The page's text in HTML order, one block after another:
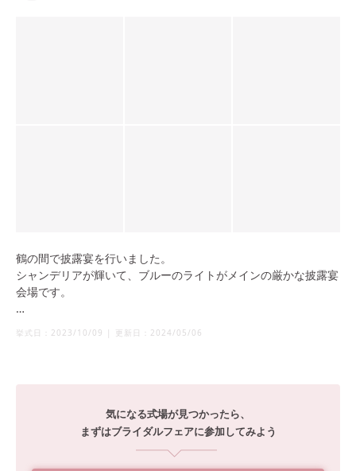
鶴の間で披露宴を行いました。
シャンデリアが輝いて、ブルーのライトがメインの厳かな披露宴
会場です。
憧れのホテルウェディングを叶えることができ、ゲストも非日常
そして、ホテルニューオータニ博多の決め手は立地と料理のおい
ゲストからも料理が本当においしかったという声をたくさんもら
挙式日： 2023/10/09 | 更新日： 2024/05/06
気になる式場が見つかったら、
まずはブライダルフェアに参加してみよう